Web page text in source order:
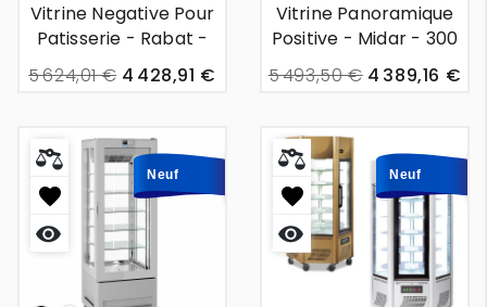
Vitrine Negative Pour
Patisserie - Rabat -
300l
5 624,01 € 4 428,91 €
Vitrine Panoramique
Positive - Midar - 300
5 493,50 € 4 389,16 €
Neuf Neuf